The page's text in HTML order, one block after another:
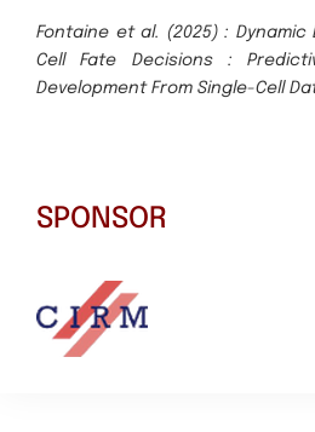
Fontaine et al. (2025) :
Cell Fate Decisions :
Development From Single-Cell
SPONSOR